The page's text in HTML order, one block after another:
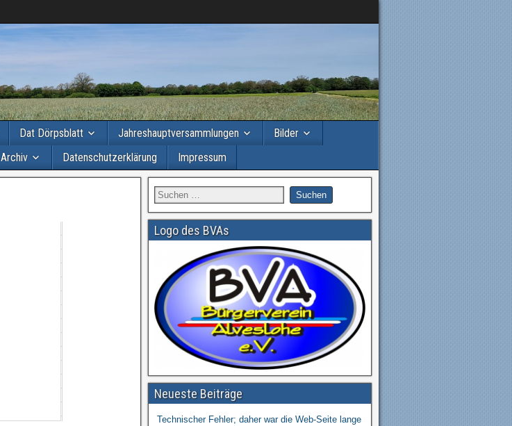
Dat Dörpsblatt Jahreshauptversammlungen
Bilder
Archiv Datenschutzerklärung Impressum
Logo des BVAs
Neueste Beiträge
Technischer Fehler; daher war die Web-Seite lange